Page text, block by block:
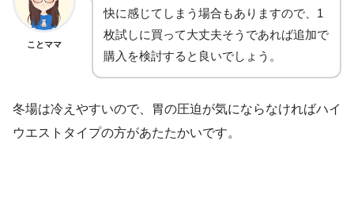
ことママ
快に感じてしまう場合もありますので、1
枚試しに買って大丈夫そうであれば追加で
購入を検討すると良いでしょう。
冬場は冷えやすいので、胃の圧迫が気にならなければハイ
ウエストタイプの方があたたかいです。